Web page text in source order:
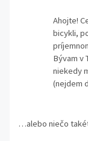
Ahojte!
bicykli,
Bývam v
niekedy
(nejdem
…alebo niečo